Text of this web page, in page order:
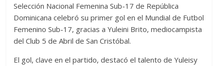
Selección Nacional Femenina Sub-17 de República
Dominicana celebró su primer gol en el Mundial de Futbol
Femenino Sub-17, gracias a Yuleini Brito, mediocampista
del Club 5 de Abril de San Cristóbal.
El gol, clave en el partido, destacó el talento de Yuleisy